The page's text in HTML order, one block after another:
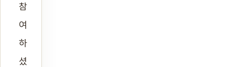
참
여
하
셨